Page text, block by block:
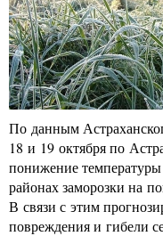
По данным
18 и 19 октября по
понижение
районах заморозки на
В связи с этим
повреждения и гибели